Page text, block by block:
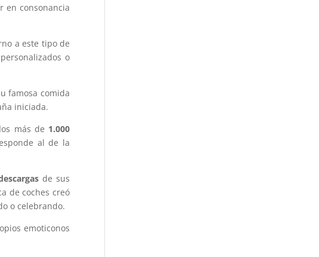
en consonancia
a este tipo de
o
famosa comida
iniciada.
más de 1.000
al de la
de sus
de coches creó
o celebrando.
emoticonos